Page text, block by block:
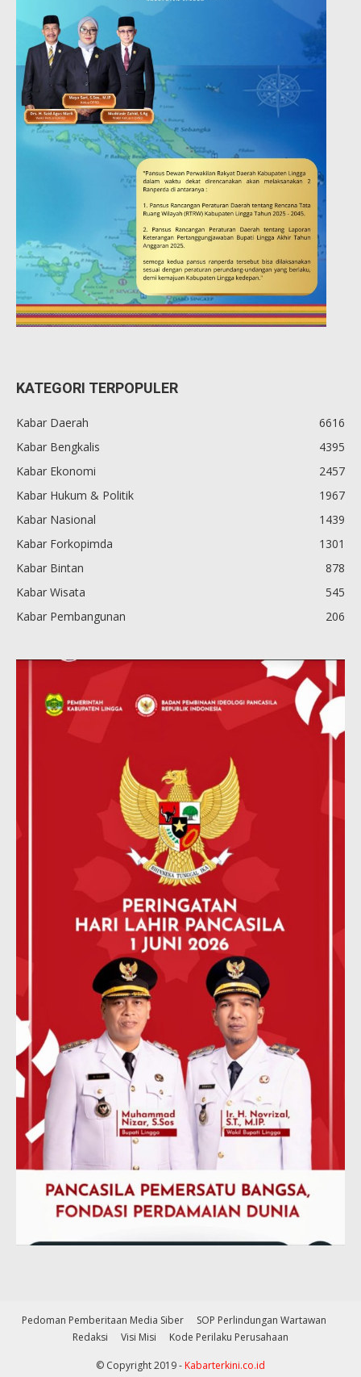
KATEGORI TERPOPULER
Kabar Daerah
6616
Kabar Bengkalis
4395
Kabar Ekonomi
2457
Kabar Hukum & Politik
1967
Kabar Nasional
1439
Kabar Forkopimda
1301
Kabar Bintan
878
Kabar Wisata
545
Kabar Pembangunan
206
Pedoman Pemberitaan Media Siber
SOP Perlindungan Wartawan
Redaksi
Visi Misi Kode Perilaku Perusahaan
© Copyright 2019 - Kabarterkini.co.id